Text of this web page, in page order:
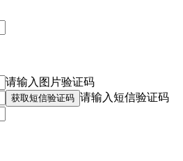
请输入图片验证码
获取短信验证码 请输入短信验证码